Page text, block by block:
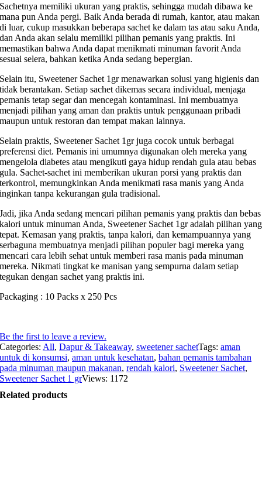
Sachetnya memiliki ukuran yang praktis, sehingga mudah dibawa ke
mana pun Anda pergi. Baik Anda berada di rumah, kantor, atau makan
di luar, cukup masukkan beberapa sachet ke dalam tas atau saku Anda,
dan Anda akan selalu memiliki pilihan pemanis yang praktis. Ini
memastikan bahwa Anda dapat menikmati minuman favorit Anda
sesuai selera, bahkan ketika Anda sedang bepergian.
Selain itu, Sweetener Sachet 1gr menawarkan solusi yang higienis dan
tidak berantakan. Setiap sachet dikemas secara individual, menjaga
pemanis tetap segar dan mencegah kontaminasi. Ini membuatnya
menjadi pilihan yang aman dan praktis untuk penggunaan pribadi
maupun untuk restoran dan tempat makan lainnya.
Selain praktis, Sweetener Sachet 1gr juga cocok untuk berbagai
preferensi diet. Pemanis ini umumnya digunakan oleh mereka yang
mengelola diabetes atau mengikuti gaya hidup rendah gula atau bebas
gula. Sachet-sachet ini memberikan ukuran porsi yang praktis dan
terkontrol, memungkinkan Anda menikmati rasa manis yang Anda
inginkan tanpa kekurangan gula tradisional.
Jadi, jika Anda sedang mencari pilihan pemanis yang praktis dan bebas
kalori untuk minuman Anda, Sweetener Sachet 1gr adalah pilihan yang
tepat. Kemasan yang praktis, tanpa kalori, dan kemampuannya yang
serbaguna membuatnya menjadi pilihan populer bagi mereka yang
mencari cara lebih sehat untuk memberi rasa manis pada minuman
mereka. Nikmati tingkat ke manisan yang sempurna dalam setiap
tegukan dengan sachet yang praktis ini.
Packaging : 10 Packs x 250 Pcs
Be the first to leave a review.
Categories: All,Dapur & Takeaway,sweetener sachetTags:aman
untuk di konsumsi,aman untuk kesehatan,bahan pemanis tambahan
pada minuman maupun makanan,rendah kalori, Sweetener Sachet,
Sweetener Sachet 1 grViews: 1172
Related products